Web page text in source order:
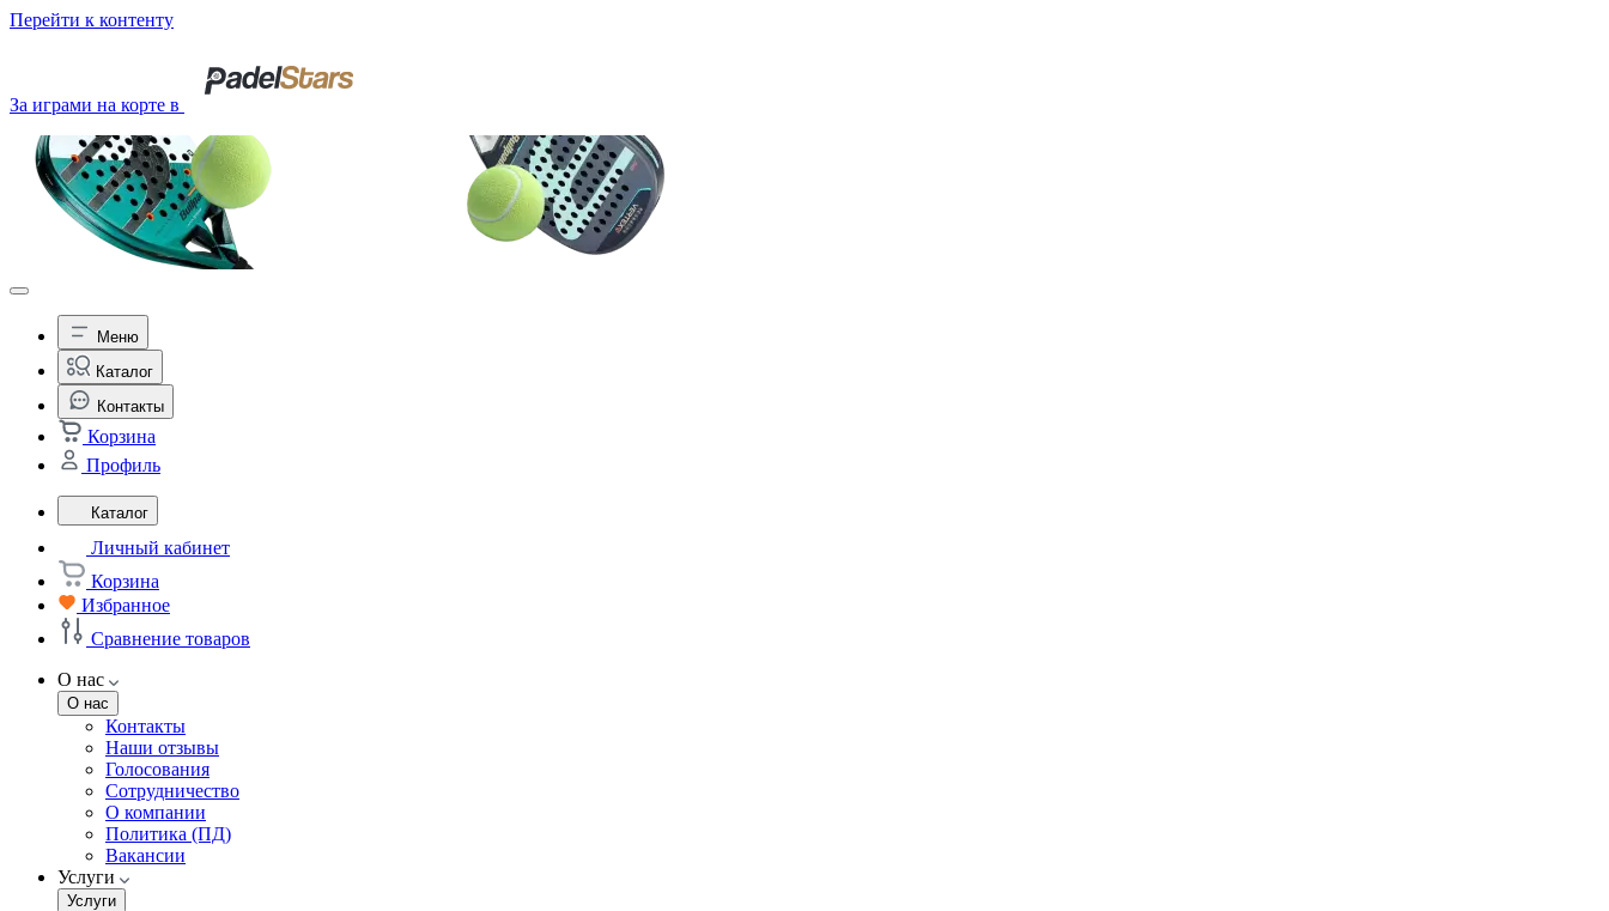
Перейти к контенту
За играми на корте в
Меню
Каталог
Контакты
Корзина
Профиль
Каталог
Личный кабинет
Корзина
Избранное
Сравнение товаров
О нас
О нас
Контакты
Наши отзывы
Голосования
Сотрудничество
О компании
Политика (ПД)
Вакансии
Услуги
Услуги